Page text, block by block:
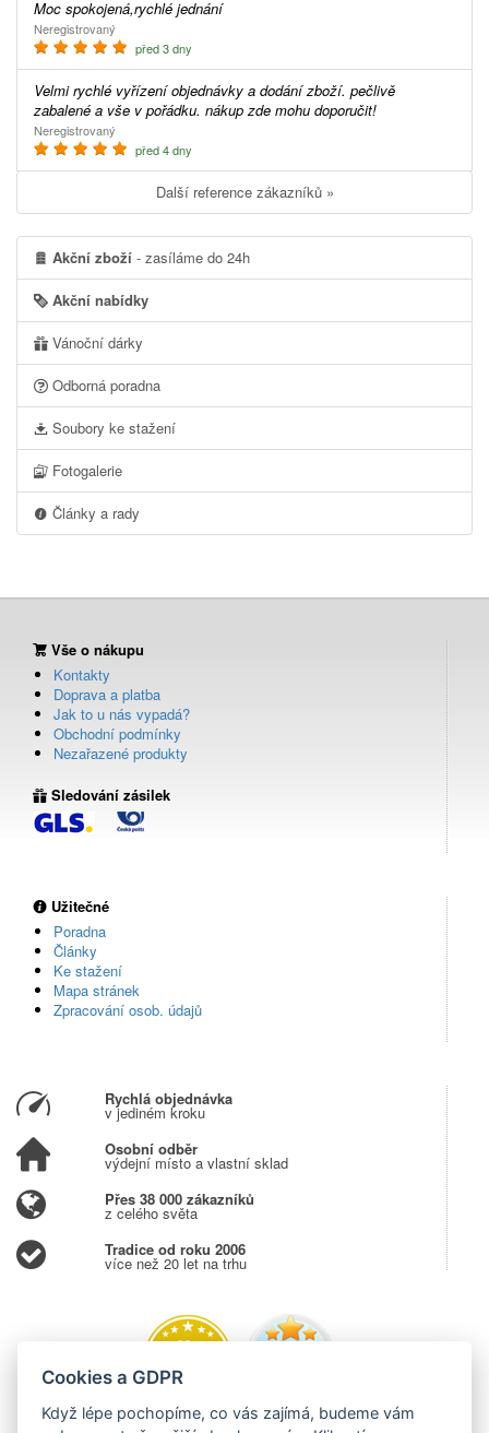
Moc spokojená,rychlé jednání
Neregistrovaný
před 3 dny
Velmi rychlé vyřízení objednávky a dodání zboží. pečlivě
zabalené a vše v pořádku. nákup zde mohu doporučit!
Neregistrovaný
před 4 dny
Další reference zákazníků »
Akční zboží - zasíláme do 24h
Akční nabídky
Vánoční dárky
Odborná poradna
Soubory ke stažení
Fotogalerie
Články a rady
Vše o nákupu
Kontakty
Doprava a platba
Jak to u nás vypadá?
Obchodní podmínky
Nezařazené produkty
Sledování zásilek
Užitečné
Poradna
Články
Ke stažení
Mapa stránek
Zpracování osob. údajů
Rychlá objednávka
v jediném kroku
Osobní odběr
výdejní místo a vlastní sklad
Přes 38 000 zákazníků
z celého světa
Tradice od roku 2006
více než 20 let na trhu
Cookies a GDPR
Když lépe pochopíme, co vás zajímá, budeme vám